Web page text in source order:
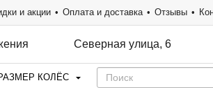
и акции Оплата и доставка Отзывы
Северная улица, 6
КОЛЁС